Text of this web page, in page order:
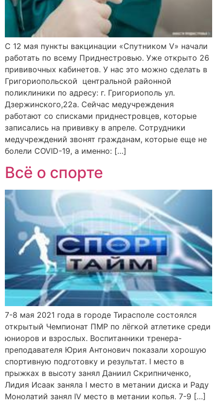
С 12 мая пункты вакцинации «Спутником V» начали
работать по всему Приднестровью. Уже открыто 26
прививочных кабинетов. У нас это можно сделать в
Григориопольской центральной районной
поликлиники по адресу: г. Григориополь ул.
Дзержинского,22a. Сейчас медучреждения
работают со списками приднестровцев, которые
записались на прививку в апреле. Сотрудники
медучреждений звонят гражданам, которые еще не
болели COVID-19, а именно: […]
Всё о спорте
7-8 мая 2021 года в городе Тирасполе состоялся
открытый Чемпионат ПМР по лёгкой атлетике среди
юниоров и взрослых. Воспитанники тренера-
преподавателя Юрия Антонович показали хорошую
спортивную подготовку и результат. I место в
прыжках в высоту занял Даниил Скрипниченко,
Лидия Исаак заняла I место в метании диска и Раду
Монолатий занял IV место в метании копья. 7-9 […]